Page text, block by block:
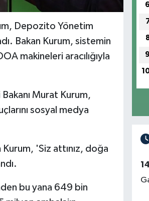
Depozito Yönetim
Bakan Kurum, sistemin
makineleri aracılığıyla
Murat Kurum,
sosyal medya
'Siz attınız, doğa
bu yana 649 bin